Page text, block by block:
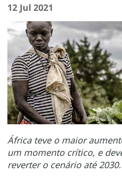
12 Jul 2021
África teve o maior
um momento crítico, e
reverter o cenário até 2030.